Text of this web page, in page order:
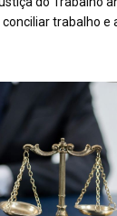
trabalho e